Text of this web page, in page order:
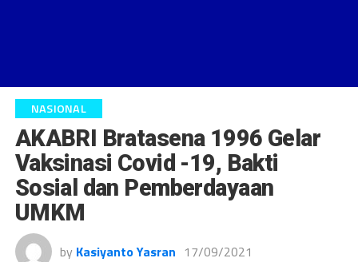
NASIONAL
AKABRI Bratasena 1996 Gelar
Vaksinasi Covid -19, Bakti
Sosial dan Pemberdayaan
UMKM
by Kasiyanto Yasran 17/09/2021